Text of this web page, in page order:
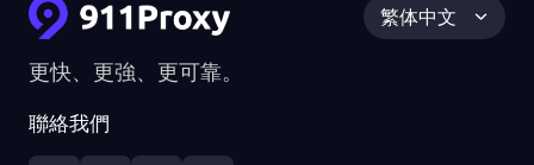
更快、更強、更可靠。
聯絡我們
繁体中文